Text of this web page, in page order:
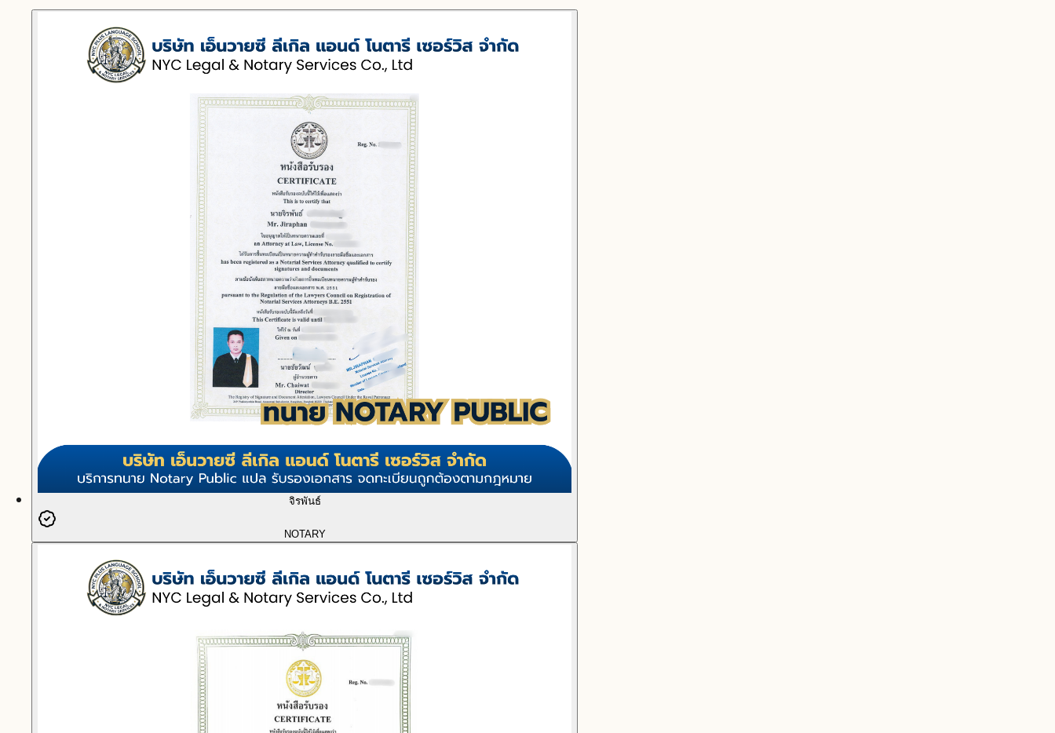
จิรพันธ์
NOTARY